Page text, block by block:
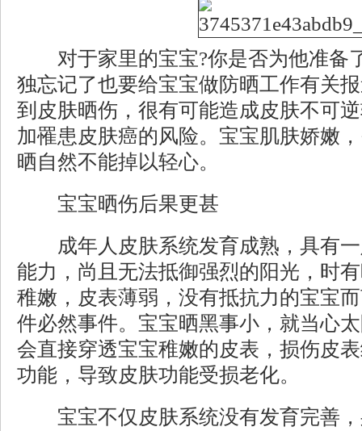
对于家里的宝宝?你是否为他准备
独忘记了也要给宝宝做防晒工作有关
到皮肤晒伤，很有可能造成皮肤不可
加罹患皮肤癌的风险。宝宝肌肤娇嫩
晒自然不能掉以轻心。
宝宝晒伤后果更甚
成年人皮肤系统发育成熟，具有一
能力，尚且无法抵御强烈的阳光，时
稚嫩，皮表薄弱，没有抵抗力的宝宝
件必然事件。宝宝晒黑事小，就当心
会直接穿透宝宝稚嫩的皮表，损伤皮
功能，导致皮肤功能受损老化。
宝宝不仅皮肤系统没有发育完善，